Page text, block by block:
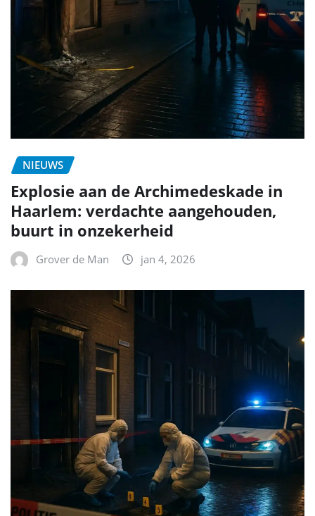
NIEUWS
Explosie aan de Archimedeskade in
Haarlem: verdachte aangehouden,
buurt in onzekerheid
Grover de Man jan 4, 2026